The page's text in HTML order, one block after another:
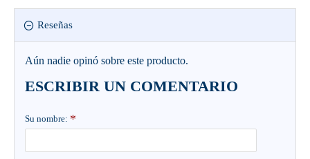
Reseñas
Aún nadie opinó sobre este producto.
ESCRIBIR UN COMENTARIO
Su nombre: